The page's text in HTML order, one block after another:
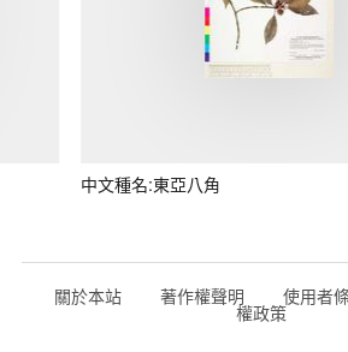
中文種名:東亞八角
關於本站 著作權聲明 使用者
權政策